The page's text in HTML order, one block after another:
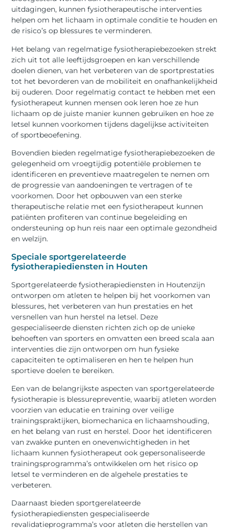
uitdagingen, kunnen fysiotherapeutische interventies
helpen om het lichaam in optimale conditie te houden en
de risico’s op blessures te verminderen.
Het belang van regelmatige fysiotherapiebezoeken strekt
zich uit tot alle leeftijdsgroepen en kan verschillende
doelen dienen, van het verbeteren van de sportprestaties
tot het bevorderen van de mobiliteit en onafhankelijkheid
bij ouderen. Door regelmatig contact te hebben met een
fysiotherapeut kunnen mensen ook leren hoe ze hun
lichaam op de juiste manier kunnen gebruiken en hoe ze
letsel kunnen voorkomen tijdens dagelijkse activiteiten
of sportbeoefening.
Bovendien bieden regelmatige fysiotherapiebezoeken de
gelegenheid om vroegtijdig potentiële problemen te
identificeren en preventieve maatregelen te nemen om
de progressie van aandoeningen te vertragen of te
voorkomen. Door het opbouwen van een sterke
therapeutische relatie met een fysiotherapeut kunnen
patiënten profiteren van continue begeleiding en
ondersteuning op hun reis naar een optimale gezondheid
en welzijn.
Speciale sportgerelateerde
fysiotherapiediensten in Houten
Sportgerelateerde fysiotherapiediensten in Houtenzijn
ontworpen om atleten te helpen bij het voorkomen van
blessures, het verbeteren van hun prestaties en het
versnellen van hun herstel na letsel. Deze
gespecialiseerde diensten richten zich op de unieke
behoeften van sporters en omvatten een breed scala aan
interventies die zijn ontworpen om hun fysieke
capaciteiten te optimaliseren en hen te helpen hun
sportieve doelen te bereiken.
Een van de belangrijkste aspecten van sportgerelateerde
fysiotherapie is blessurepreventie, waarbij atleten worden
voorzien van educatie en training over veilige
trainingspraktijken, biomechanica en lichaamshouding,
en het belang van rust en herstel. Door het identificeren
van zwakke punten en onevenwichtigheden in het
lichaam kunnen fysiotherapeut ook gepersonaliseerde
trainingsprogramma’s ontwikkelen om het risico op
letsel te verminderen en de algehele prestaties te
verbeteren.
Daarnaast bieden sportgerelateerde
fysiotherapiediensten gespecialiseerde
revalidatieprogramma’s voor atleten die herstellen van